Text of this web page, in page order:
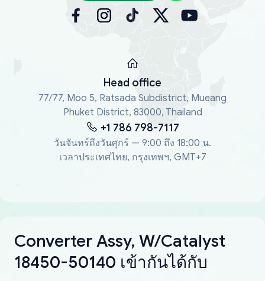
Head office
77/77, Moo 5, Ratsada Subdistrict, Mueang
Phuket District, 83000, Thailand
+1 786 798-7117
วันจันทร์ถึงวันศุกร์ — 9:00 ถึง 18:00 น.
เวลาประเทศไทย, กรุงเทพฯ, GMT+7
Converter Assy, W/Catalyst
18450-50140 เข้ากันได้กับ